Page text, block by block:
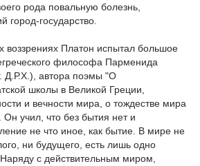
рода повальную болезнь,
город-государство.
воззрениях Платон испытал большое
философа Парменида
Д.Р.Х.), автора поэмы "О
школы в Великой Греции,
и вечности мира, о тождестве мира
учил, что без бытия нет и
не что иное, как бытие. В мире не
ни будущего, есть лишь одно
с действительным миром,